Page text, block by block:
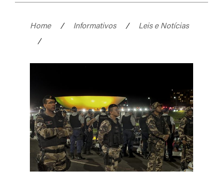
Home / Informativos /
Leis e Notícias
/